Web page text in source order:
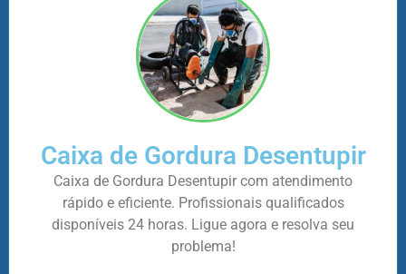
Caixa de Gordura Desentupir
Caixa de Gordura Desentupir com atendimento
rápido e eficiente. Profissionais qualificados
disponíveis 24 horas. Ligue agora e resolva seu
problema!